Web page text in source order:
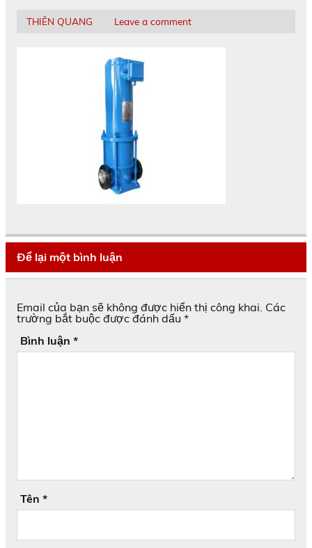
THIÊN QUANG Leave a comment
Để lại một bình luận
Email của bạn sẽ không được hiển thị công khai. Các
trường bắt buộc được đánh dấu *
Bình luận *
Tên *